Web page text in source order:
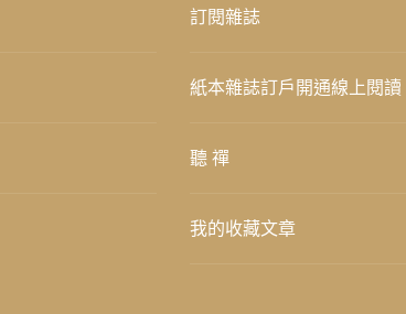
訂閱雜誌
紙本雜誌訂戶開通線上閱讀
聽 禪
我的收藏文章